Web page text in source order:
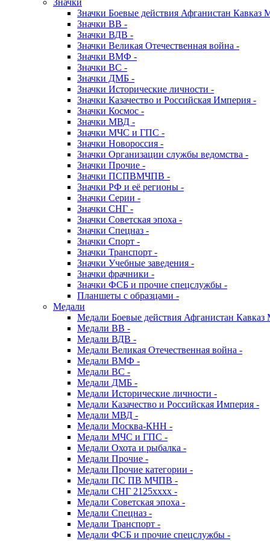
Значки
Значки Боевые действия Афганистан Кавказ
Значки ВВ -
Значки ВДВ -
Значки Великая Отечественная война -
Значки ВМФ -
Значки ВС -
Значки ДМБ -
Значки Исторические личности -
Значки Казачество и Российская Империя -
Значки Космос -
Значки МВД -
Значки МЧС и ГПС -
Значки Новороссия -
Значки Организации службы ведомства -
Значки Прочие -
Значки ПСПВМЧПВ -
Значки РФ и её регионы -
Значки Серии -
Значки СНГ -
Значки Советская эпоха -
Значки Спецназ -
Значки Спорт -
Значки Транспорт -
Значки Учебные заведения -
Значки фрачники -
Значки ФСБ и прочие спецслужбы -
Планшеты с образцами -
Медали
Медали Боевые действия Афганистан
Медали ВВ -
Медали ВДВ -
Медали Великая Отечественная война -
Медали ВМФ -
Медали ВС -
Медали ДМБ -
Медали Исторические личности -
Медали Казачество и Российская Империя -
Медали МВД -
Медали Москва-КНН -
Медали МЧС и ГПС -
Медали Охота и рыбалка -
Медали Прочие -
Медали Прочие категории -
Медали ПС ПВ МЧПВ -
Медали СНГ 2125хххх -
Медали Советская эпоха -
Медали Спецназ -
Медали Транспорт -
Медали ФСБ и прочие спецслужбы -